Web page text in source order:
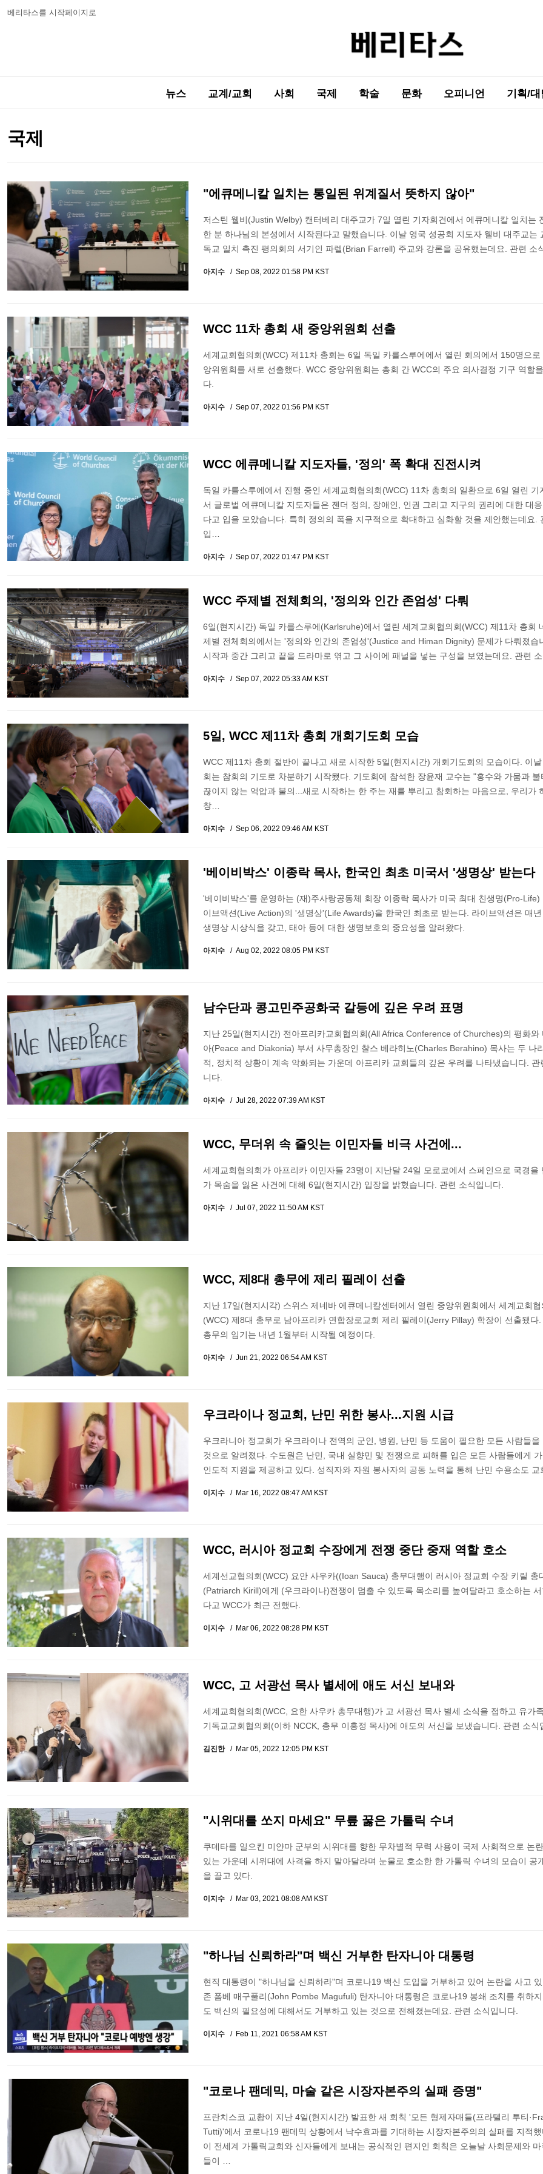
베리타스를 시작페이지로
뉴스 교계/교회 사회 국제 학술 문화 오피니언 기획/대
국제
"에큐메니칼 일치는 통일된 위계질서 뜻하지 않아"
저스틴 웰비(Justin Welby) 캔터베리 대주교가 7일 열린 기자회견에서 에큐메니칼 일치는
한 분 하나님의 본성에서 시작된다고 말했습니다. 이날 영국 성공회 지도자 웰비 대주교는
독교 일치 촉진 평의회의 서기인 파렐(Brian Farrell) 주교와 강론을 공유했는데요. 관련 소
아지수 Sep 08, 2022 01:58 PM KST
WCC 11차 총회 새 중앙위원회 선출
세계교회협의회(WCC) 제11차 총회는 6일 독일 카를스루에에서 열린 회의에서 150명으로
앙위원회를 새로 선출했다. WCC 중앙위원회는 총회 간 WCC의 주요 의사결정 기구 역할
다.
아지수 Sep 07, 2022 01:56 PM KST
WCC 에큐메니칼 지도자들, '정의' 폭 확대 진전시켜
독일 카를스루에에서 진행 중인 세계교회협의회(WCC) 11차 총회의 일환으로 6일 열린 기
서 글로벌 에큐메니칼 지도자들은 젠더 정의, 장애인, 인권 그리고 지구의 권리에 대한 대
다고 입을 모았습니다. 특히 정의의 폭을 지구적으로 확대하고 심화할 것을 제안했는데요.
입…
아지수 Sep 07, 2022 01:47 PM KST
WCC 주제별 전체회의, '정의와 인간 존엄성' 다뤄
6일(현지시간) 독일 카를스루에(Karlsruhe)에서 열린 세계교회협의회(WCC) 제11차 총회
제별 전체회의에서는 '정의와 인간의 존엄성'(Justice and Himan Dignity) 문제가 다뤄졌습
시작과 중간 그리고 끝을 드라마로 엮고 그 사이에 패널을 넣는 구성을 보였는데요. 관련 소
아지수 Sep 07, 2022 05:33 AM KST
5일, WCC 제11차 총회 개회기도회 모습
WCC 제11차 총회 절반이 끝나고 새로 시작한 5일(현지시간) 개회기도회의 모습이다. 이날
회는 참회의 기도로 차분하기 시작됐다. 기도회에 참석한 장윤재 교수는 "홍수와 가뭄과 불
끊이지 않는 억압과 불의...새로 시작하는 한 주는 재를 뿌리고 참회하는 마음으로, 우리가
창…
아지수 Sep 06, 2022 09:46 AM KST
'베이비박스' 이종락 목사, 한국인 최초 미국서 '생명상' 받는다
'베이비박스'를 운영하는 (재)주사랑공동체 회장 이종락 목사가 미국 최대 친생명(Pro-Life)
이브액션(Live Action)의 '생명상'(Life Awards)을 한국인 최초로 받는다. 라이브액션은 매년
생명상 시상식을 갖고, 태아 등에 대한 생명보호의 중요성을 알려왔다.
아지수 Aug 02, 2022 08:05 PM KST
남수단과 콩고민주공화국 갈등에 깊은 우려 표명
지난 25일(현지시간) 전아프리카교회협의회(All Africa Conference of Churches)의 평화와
아(Peace and Diakonia) 부서 사무총장인 찰스 베라히노(Charles Berahino) 목사는 두 나
적, 정치적 상황이 계속 악화되는 가운데 아프리카 교회들의 깊은 우려를 나타냈습니다. 관
니다.
아지수 Jul 28, 2022 07:39 AM KST
WCC, 무더위 속 줄잇는 이민자들 비극 사건에...
세계교회협의회가 아프리카 이민자들 23명이 지난달 24일 모로코에서 스페인으로 국경을
가 목숨을 잃은 사건에 대해 6일(현지시간) 입장을 밝혔습니다. 관련 소식입니다.
아지수 Jul 07, 2022 11:50 AM KST
WCC, 제8대 총무에 제리 필레이 선출
지난 17일(현지시각) 스위스 제네바 에큐메니칼센터에서 열린 중앙위원회에서 세계교회협
(WCC) 제8대 총무로 남아프리카 연합장로교회 제리 필레이(Jerry Pillay) 학장이 선출됐다.
총무의 임기는 내년 1월부터 시작될 예정이다.
아지수 Jun 21, 2022 06:54 AM KST
우크라이나 정교회, 난민 위한 봉사...지원 시급
우크라니아 정교회가 우크라이나 전역의 군인, 병원, 난민 등 도움이 필요한 모든 사람들을
것으로 알려졌다. 수도원은 난민, 국내 실향민 및 전쟁으로 피해를 입은 모든 사람들에게
인도적 지원을 제공하고 있다. 성직자와 자원 봉사자의 공동 노력을 통해 난민 수용소도 교
이지수 Mar 16, 2022 08:47 AM KST
WCC, 러시아 정교회 수장에게 전쟁 중단 중재 역할 호소
세계선교협의회(WCC) 요안 사우카((Ioan Sauca) 총무대행이 러시아 정교회 수장 키릴 총
(Patriarch Kirill)에게 (우크라이나)전쟁이 멈출 수 있도록 목소리를 높여달라고 호소하는 서
다고 WCC가 최근 전했다.
이지수 Mar 06, 2022 08:28 PM KST
WCC, 고 서광선 목사 별세에 애도 서신 보내와
세계교회협의회(WCC, 요한 사우카 총무대행)가 고 서광선 목사 별세 소식을 접하고 유가
기독교교회협의회(이하 NCCK, 총무 이홍정 목사)에 애도의 서신을 보냈습니다. 관련 소식
김진한 Mar 05, 2022 12:05 PM KST
"시위대를 쏘지 마세요" 무릎 꿇은 가톨릭 수녀
쿠데타를 일으킨 미얀마 군부의 시위대를 향한 무차별적 무력 사용이 국제 사회적으로 논
있는 가운데 시위대에 사격을 하지 말아달라며 눈물로 호소한 한 가톨릭 수녀의 모습이 공
을 끌고 있다.
이지수 Mar 03, 2021 08:08 AM KST
"하나님 신뢰하라"며 백신 거부한 탄자니아 대통령
현직 대통령이 "하나님을 신뢰하라"며 코로나19 백신 도입을 거부하고 있어 논란을 사고 있
존 폼베 매구풀리(John Pombe Magufuli) 탄자니아 대통령은 코로나19 봉쇄 조치를 취하
도 백신의 필요성에 대해서도 거부하고 있는 것으로 전해졌는데요. 관련 소식입니다.
이지수 Feb 11, 2021 06:58 AM KST
"코로나 팬데믹, 마술 같은 시장자본주의 실패 증명"
프란치스코 교황이 지난 4일(현지시간) 발표한 새 회칙 '모든 형제자매들(프라텔리 투티
Tutti)'에서 코로나19 팬데믹 상황에서 낙수효과를 기대하는 시장자본주의의 실패를 지적
이 전세계 가톨릭교회와 신자들에게 보내는 공식적인 편지인 회칙은 오늘날 사회문제와 마
들이 …